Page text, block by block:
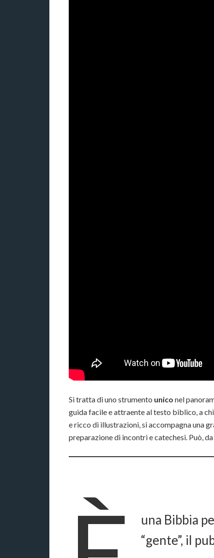
Si tratta di uno strumento unico nel
guida facile e attraente al testo biblico, a
e ricco di illustrazioni, si accompagna una
preparazione di incontri e catechesi. Può,
una Bibbia
“gente”, il